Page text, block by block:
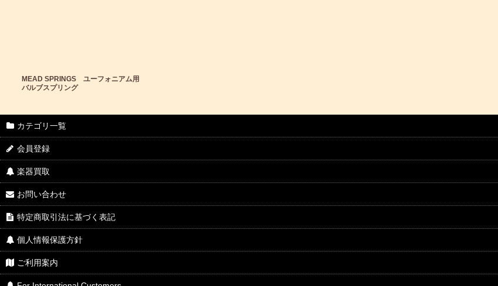
MEAD SPRINGS ユーフォニアム用
バルブスプリング
カテゴリ一覧
会員登録
楽器買取
お問い合わせ
特定商取引法に基づく表記
個人情報保護方針
ご利用案内